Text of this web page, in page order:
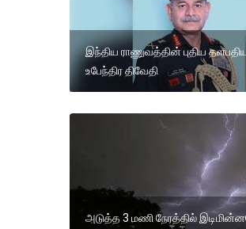
இந்திய ராணுவத்தின் புதிய
உபேந்திர திவேதி
அடுத்த 3 மணி நேரத்தில்